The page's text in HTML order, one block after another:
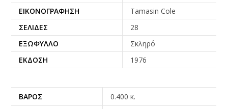
ΕΙΚΟΝΟΓΡΆΦΗΣΗ
Tamasin Cole
ΣΕΛΊΔΕΣ
28
ΕΞΏΦΥΛΛΟ
Σκληρό
ΈΚΔΟΣΗ
1976
ΒΆΡΟΣ
0.400 κ.